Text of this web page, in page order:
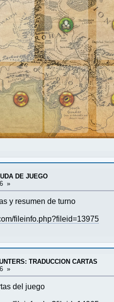
DE JUEGO
»
y resumen de turno
fileinfo.php?fileid=13975
TRADUCCION CARTAS
»
del juego